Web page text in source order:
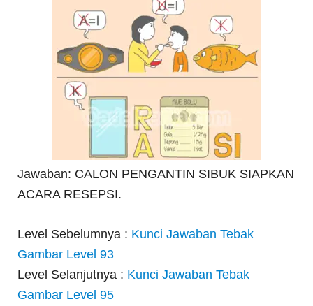
Jawaban: CALON PENGANTIN SIBUK SIAPKAN
ACARA RESEPSI.
Level Sebelumnya : Kunci Jawaban Tebak
Gambar Level 93
Level Selanjutnya : Kunci Jawaban Tebak
Gambar Level 95